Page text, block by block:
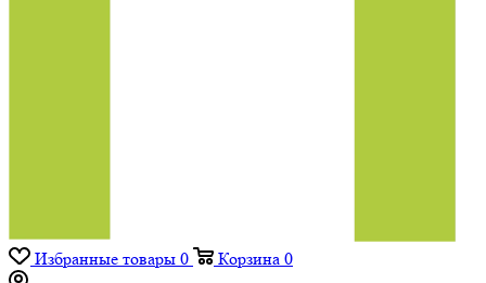
Избранные товары 0 Корзина 0